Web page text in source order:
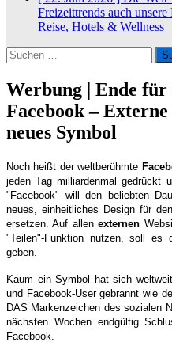
Freizeittrends auch
Reise, Hotels & Wellness
Suchen
nach:
Werbung | Ende für
Facebook –
neues Symbol
Noch heißt der weltberühmte
jeden Tag milliardenmal gedrückt
"Facebook" will den beliebten
neues, einheitliches Design für
ersetzen. Auf allenexternen
"Teilen"-Funktion nutzen, soll es
geben.
Kaum ein Symbol hat sich
und Facebook-User gebrannt wie
DAS Markenzeichen des sozialen
nächsten Wochen endgültig
Facebook.